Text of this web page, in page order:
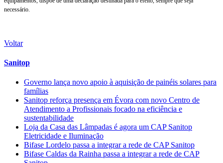
necessário.
Voltar
Sanitop
Governo lança novo apoio à aquisição de painéis solares para
famílias
Sanitop reforça presença em Évora com novo Centro de
Atendimento a Profissionais focado na eficiência e
sustentabilidade
Loja da Casa das Lâmpadas é agora um CAP Sanitop
Eletricidade e Iluminação
Bifase Lordelo passa a integrar a rede de CAP Sanitop
Bifase Caldas da Rainha passa a integrar a rede de CAP